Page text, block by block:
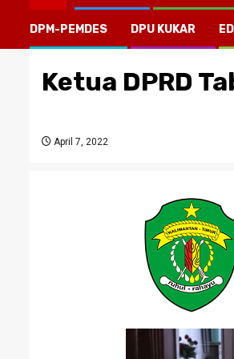
DPM-PEMDES DPU KUKAR
Ketua DPRD
April 7, 2022